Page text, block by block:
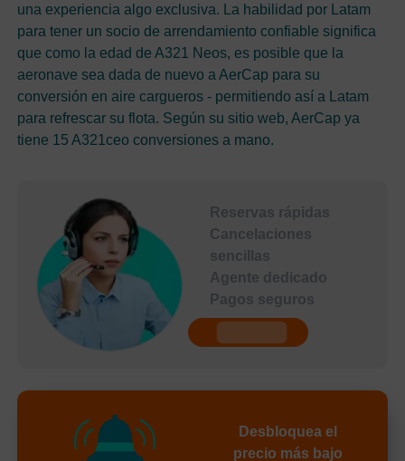
una experiencia algo exclusiva. La habilidad por Latam
para tener un socio de arrendamiento confiable significa
que como la edad de A321 Neos, es posible que la
aeronave sea dada de nuevo a AerCap para su
conversión en aire cargueros - permitiendo así a Latam
para refrescar su flota. Según su sitio web, AerCap ya
tiene 15 A321ceo conversiones a mano.
Reservas rápidas
Cancelaciones
sencillas
Agente dedicado
Pagos seguros
Desbloquea el
precio más bajo